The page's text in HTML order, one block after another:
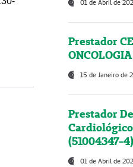
01 de Abril de
Prestador
ONCOLOGIA
15 de Janeiro de
Prestador
(51004347-4)
01 de Abril de